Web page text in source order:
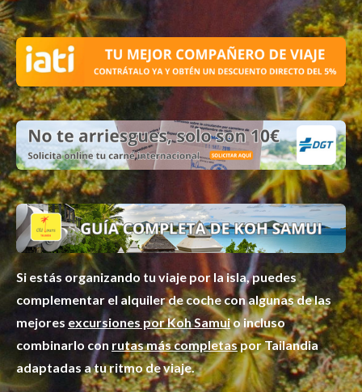
Si estás organizando tu viaje por la isla, puedes
complementar el alquiler de coche con algunas de las
mejores excursiones por Koh Samuio incluso
combinarlo con rutas más completaspor Tailandia
adaptadas a tu ritmo de viaje.